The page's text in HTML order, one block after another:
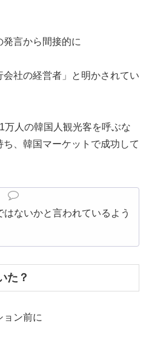
言から間接的に
会社の経営者」と明かされてい
万人の韓国人観光客を呼ぶな
、韓国マーケットで成功して
ないかと言われているよう
た？
ョン前に